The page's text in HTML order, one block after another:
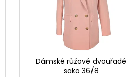
Dámské růžové dvouřadé
sako 36/8